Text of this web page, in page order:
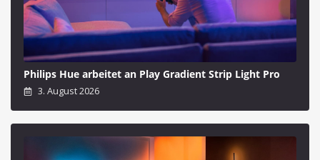
Philips Hue arbeitet an Play Gradient Strip Light Pro
3. August 2026